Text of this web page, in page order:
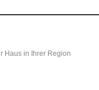
Haus in Ihrer Region